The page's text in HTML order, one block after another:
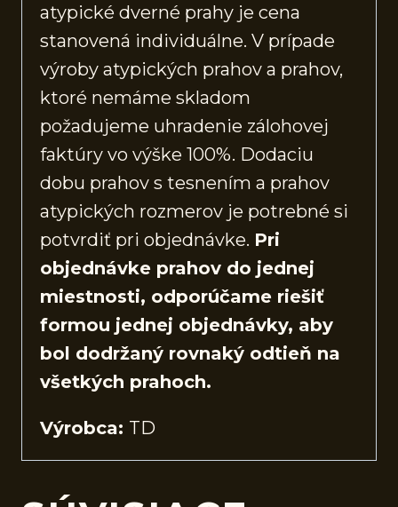
atypické dverné prahy je cena
stanovená individuálne. V prípade
výroby atypických prahov a prahov,
ktoré nemáme skladom
požadujeme uhradenie zálohovej
faktúry vo výške 100%. Dodaciu
dobu prahov s tesnením a prahov
atypických rozmerov je potrebné si
potvrdiť pri objednávke. Pri
objednávke prahov do jednej
miestnosti, odporúčame riešiť
formou jednej objednávky, aby
bol dodržaný rovnaký odtieň na
všetkých prahoch.
Výrobca: TD